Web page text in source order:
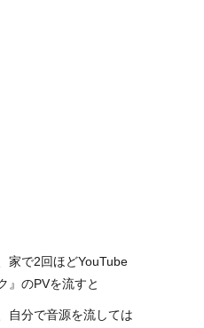
家で2回ほどYouTube
』のPVを流すと
自分で音源を流しては